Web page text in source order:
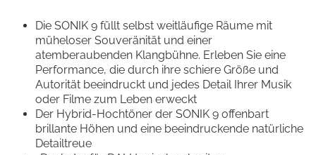
Die SONIK 9 füllt selbst weitläufige Räume mit
müheloser Souveränität und einer
atemberaubenden Klangbühne. Erleben Sie eine
Performance, die durch ihre schiere Größe und
Autorität beeindruckt und jedes Detail Ihrer Musik
oder Filme zum Leben erweckt
Der Hybrid-Hochtöner der SONIK 9 offenbart
brillante Höhen und eine beeindruckende natürliche
Detailtreue